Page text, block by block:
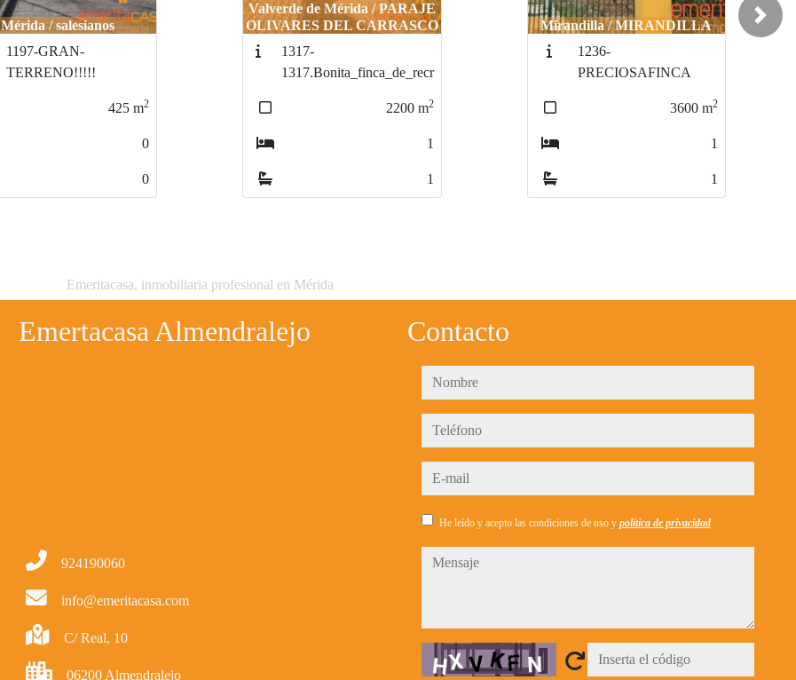
Mérida / salesianos
1197-GRAN-
TERRENO!!!!!
425 m2
0
0
Valverde de Mérida / PARAJE
OLIVARES DEL CARRASCO
1317-
1317.Bonita_finca_de_recr
2200 m2
1
1
Mirandilla / MIRANDILLA
1236-
PRECIOSAFINCA
3600 m2
1
1
Next
Emeritacasa, inmobiliaria profesional en Mérida
Emertacasa Almendralejo
924190060
info@emeritacasa.com
C/ Real, 10
06200 Almendralejo
Contacto
nombre
teléfono
e-mail
He leído y acepto las condiciones de uso y política de privacidad
mensaje
Captcha